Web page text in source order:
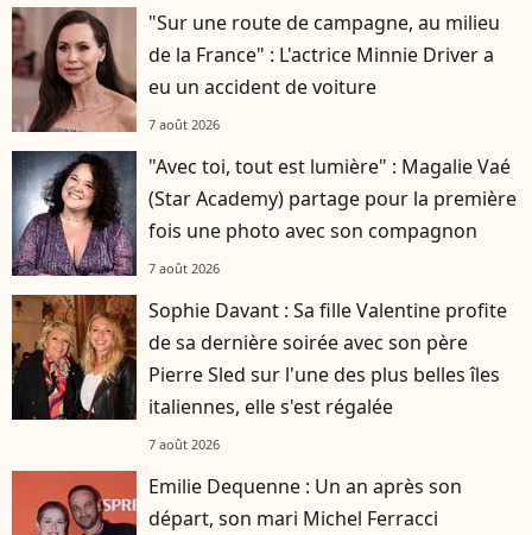
"Sur une route de campagne, au milieu
de la France" : L'actrice Minnie Driver a
eu un accident de voiture
7 août 2026
"Avec toi, tout est lumière" : Magalie Vaé
(Star Academy) partage pour la première
fois une photo avec son compagnon
7 août 2026
Sophie Davant : Sa fille Valentine profite
de sa dernière soirée avec son père
Pierre Sled sur l'une des plus belles îles
italiennes, elle s'est régalée
7 août 2026
Emilie Dequenne : Un an après son
départ, son mari Michel Ferracci